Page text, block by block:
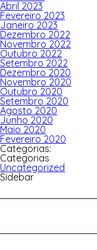
Abril 2023
Fevereiro 2023
Janeiro 2023
Dezembro 2022
Novembro 2022
Outubro 2022
Setembro 2022
Dezembro 2020
Novembro 2020
Outubro 2020
Setembro 2020
Agosto 2020
Junho 2020
Maio 2020
Fevereiro 2020
Categorias:
Categorias
Uncategorized
Sidebar
por: